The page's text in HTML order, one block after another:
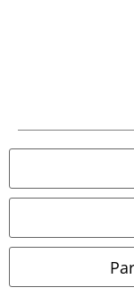
Tous nos prix sont
denvoi.
© 1986-2026 Large
Boutiques en